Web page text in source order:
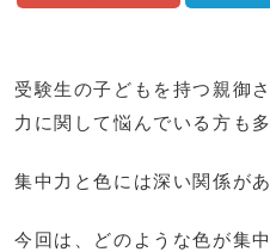
受験生の子どもを持つ親御
力に関して悩んでいる方も
集中力と色には深い関係が
今回は、どのような色が集